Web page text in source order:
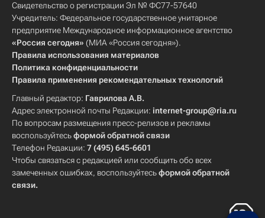
Свидетельство о регистрации Эл № ФС77-57640
Учредитель: Федеральное государственное унитарное
предприятие Международное информационное агентство
«Россия сегодня» (МИА «Россия сегодня»).
Правила использования материалов
Политика конфиденциальности
Правила применения рекомендательных технологий
Главный редактор: Гаврилова А.В.
Адрес электронной почты Редакции: internet-group@ria.ru
По вопросам размещения пресс-релизов и рекламы
воспользуйтесьформой обратной связи
Телефон Редакции: 7 (495) 645-6601
Чтобы связаться с редакцией или сообщить обо всех
замеченных ошибках, воспользуйтесьформой обратной
связи.